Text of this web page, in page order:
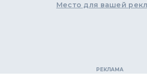
Место для вашей